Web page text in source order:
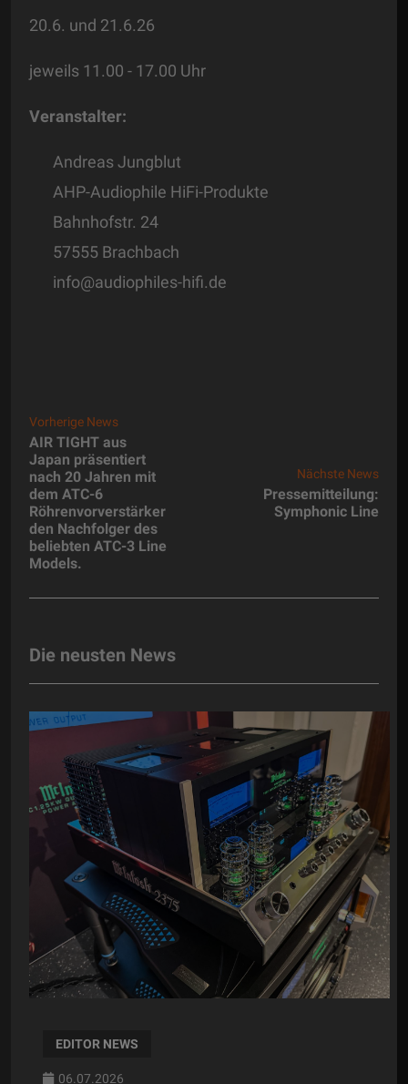
20.6. und 21.6.26
jeweils 11.00 - 17.00 Uhr
Veranstalter:
Andreas Jungblut
AHP-Audiophile HiFi-Produkte
Bahnhofstr. 24
57555 Brachbach
info@audiophiles-hifi.de
Vorherige News
AIR TIGHT aus
Japan präsentiert
nach 20 Jahren mit
dem ATC-6
Röhrenvorverstärker
den Nachfolger des
beliebten ATC-3 Line
Models.
Nächste News
Pressemitteilung:
Symphonic Line
Die neusten News
EDITOR NEWS
06.07.2026